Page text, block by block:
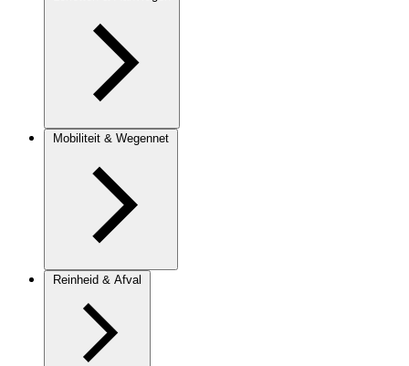
Mobiliteit & Wegennet
Reinheid & Afval